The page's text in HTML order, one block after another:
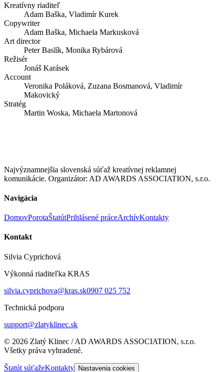
Kreatívny riaditeľ
Adam Baška, Vladimír Kurek
Copywriter
Adam Baška, Michaela Markusková
Art director
Peter Baslík, Monika Rybárová
Režisér
Jonáš Karásek
Account
Veronika Poláková, Zuzana Bosmanová, Vladimír
Makovický
Stratég
Martin Woska, Michaela Martonová
Najvýznamnejšia slovenská súťaž kreatívnej reklamnej
komunikácie. Organizátor: AD AWARDS ASSOCIATION, s.r.o.
Navigácia
DomovPorotaŠtatútPrihlásené práceArchívKontakty
Kontakt
Silvia Cyprichová
Výkonná riaditeľka KRAS
silvia.cyprichova@kras.sk0907 025 752
Technická podpora
support@zlatyklinec.sk
© 2026 Zlatý Klinec / AD AWARDS ASSOCIATION, s.r.o.
Všetky práva vyhradené.
Štatút súťažeKontakty Nastavenia cookies